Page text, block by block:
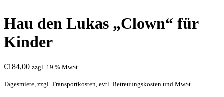
Hau den Lukas „Clown“ für
Kinder
€184,00 zzgl. 19 % MwSt.
Tagesmiete, zzgl. Transportkosten, evtl. Betreuungskosten und MwSt.